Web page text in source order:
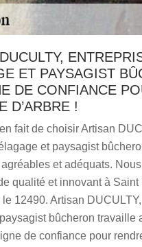
ET PAYSAGIST
DE CONFIANCE
D’ARBRE !
fait de choisir Artisan
et paysagist
et adéquats.
qualité et innovant à
12490. Artisan
bûcheron travaille
de confiance pour